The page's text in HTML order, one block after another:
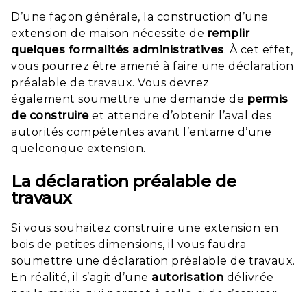
D’une façon générale, la construction d’une
extension de maison nécessite de remplir
quelques formalités administratives. À cet effet,
vous pourrez être amené à faire une déclaration
préalable de travaux. Vous devrez
également soumettre une demande de permis
de construireet attendre d’obtenir l’aval des
autorités compétentes avant l’entame d’une
quelconque extension.
La déclaration préalable de
travaux
Si vous souhaitez construire une extension en
bois de petites dimensions, il vous faudra
soumettre une déclaration préalable de travaux.
En réalité, il s’agit d’une autorisation délivrée